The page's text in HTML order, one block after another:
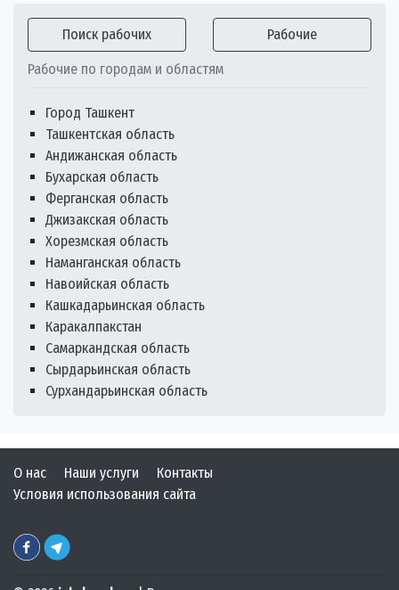
Поиск рабочих Рабочие
Рабочие по городам и областям
Город Ташкент
Ташкентская область
Андижанская область
Бухарская область
Ферганская область
Джизакская область
Хорезмская область
Наманганская область
Навоийская область
Кашкадарьинская область
Каракалпакстан
Самаркандская область
Сырдарьинская область
Сурхандарьинская область
О нас Наши услуги
Контакты
Условия использования сайта